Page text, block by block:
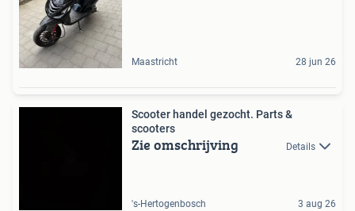
Maastricht 28 jun 26
Scooter handel gezocht. Parts &
scooters
Zie omschrijving Details
's-Hertogenbosch 3 aug 26